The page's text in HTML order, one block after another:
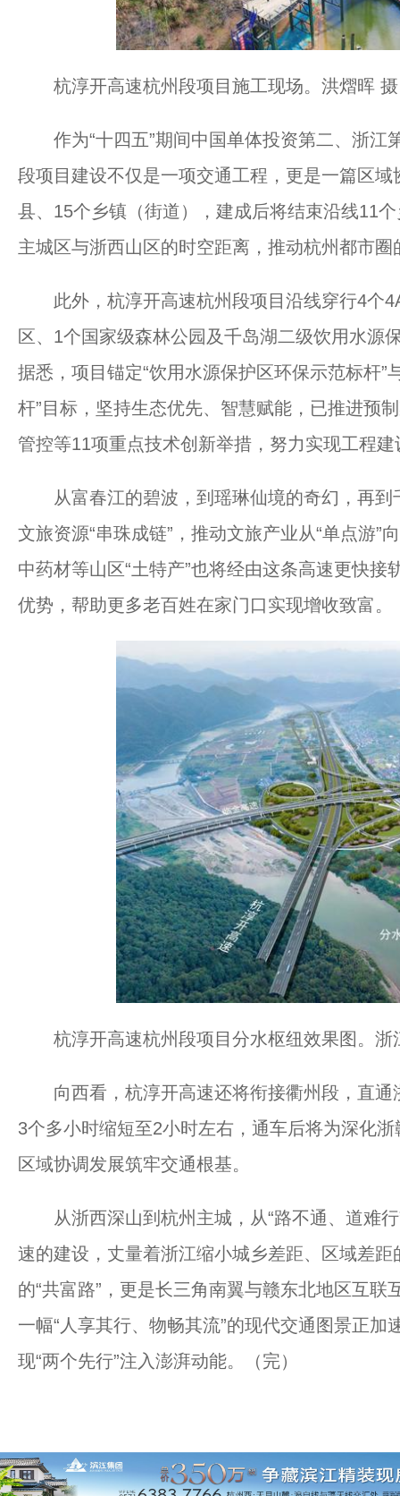
杭淳开高速杭州段项目施工现场。洪熠晖 摄
作为“十四五”期间中国单体投资第二、浙江
段项目建设不仅是一项交通工程，更是一篇区域
县、15个乡镇（街道），建成后将结束沿线11
主城区与浙西山区的时空距离，推动杭州都市
此外，杭淳开高速杭州段项目沿线穿行4个
区、1个国家级森林公园及千岛湖二级饮用水源
据悉，项目锚定“饮用水源保护区环保示范标杆”
杆”目标，坚持生态优先、智慧赋能，已推进预
管控等11项重点技术创新举措，努力实现工程
从富春江的碧波，到瑶琳仙境的奇幻，再到
文旅资源“串珠成链”，推动文旅产业从“单点游”
中药材等山区“土特产”也将经由这条高速更快
优势，帮助更多老百姓在家门口实现增收致富。
杭淳开高速杭州段项目分水枢纽效果图。浙
向西看，杭淳开高速还将衔接衢州段，直通
3个多小时缩短至2小时左右，通车后将为深化
区域协调发展筑牢交通根基。
从浙西深山到杭州主城，从“路不通、道难行
速的建设，丈量着浙江缩小城乡差距、区域差
的“共富路”，更是长三角南翼与赣东北地区互联
一幅“人享其行、物畅其流”的现代交通图景正
现“两个先行”注入澎湃动能。（完）